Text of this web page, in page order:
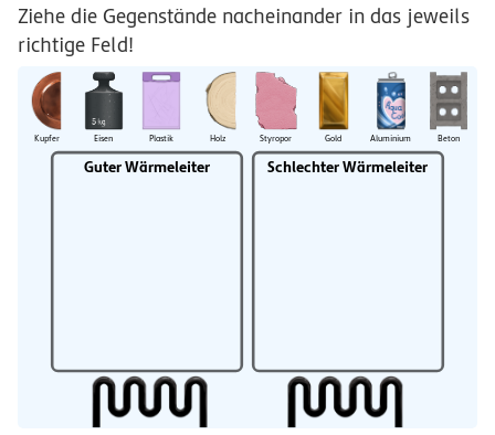
Ziehe die Gegenstände nacheinander in das jeweils
richtige Feld!
GuterWärmeleiter SchlechterWärmeleiter
Kupfer Eisen Plastik Holz Styropor Gold Aluminium Beton